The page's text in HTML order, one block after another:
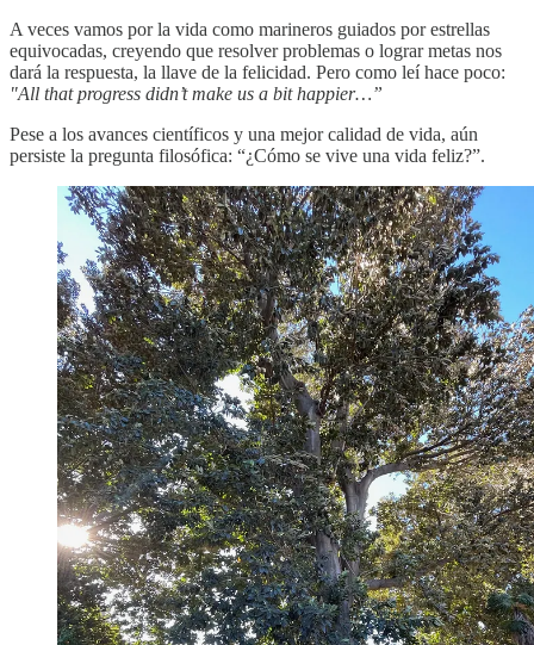
A veces vamos por la vida como marineros guiados por estrellas
equivocadas, creyendo que resolver problemas o lograr metas nos
dará la respuesta, la llave de la felicidad. Pero como leí hace poco:
"All that progress didn’t make us a bit happier…”
Pese a los avances científicos y una mejor calidad de vida, aún
persiste la pregunta filosófica: “¿Cómo se vive una vida feliz?”.